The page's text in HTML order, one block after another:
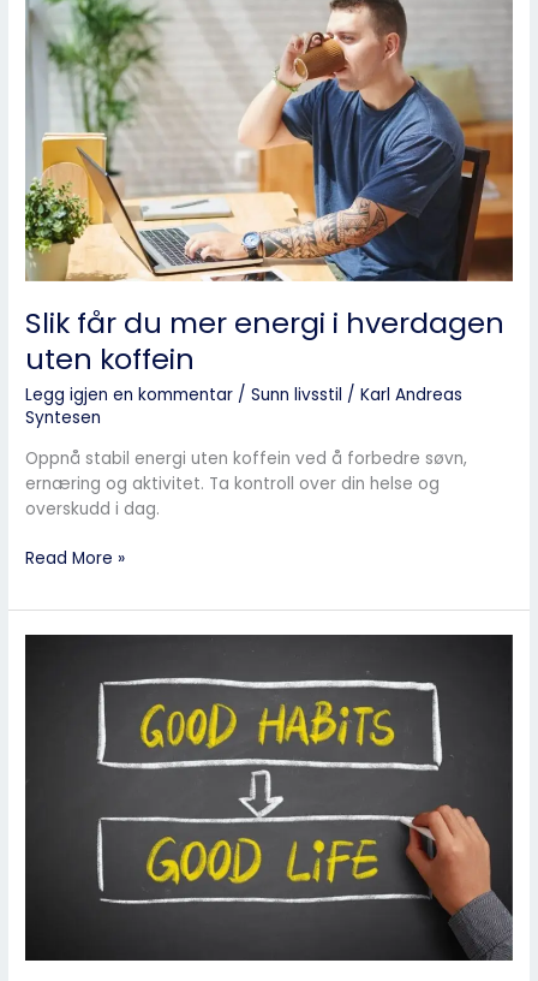
Slik får du mer energi i hverdagen
uten koffein
Legg igjen en kommentar /Sunn livsstil /Karl Andreas
Syntesen
Oppnå stabil energi uten koffein ved å forbedre søvn,
ernæring og aktivitet. Ta kontroll over din helse og
overskudd i dag.
du
mer
energi
hverdagen
uten
koffein
Read More »